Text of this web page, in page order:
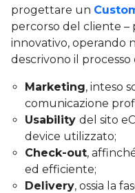
progettare un
percorso del cliente
innovativo, operando
descrivono il processo
Marketing, inteso
comunicazione
Usability del sito
device utilizzato;
Check-out,
ed efficiente;
Delivery, ossia la